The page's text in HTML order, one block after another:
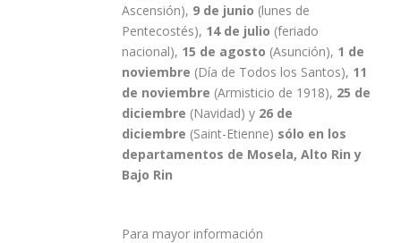
Ascensión), 9 de junio (lunes de
Pentecostés), 14 de julio (feriado
nacional), 15 de agosto (Asunción), 1 de
noviembre (Día de Todos los Santos), 11
de noviembre (Armisticio de 1918), 25 de
diciembre (Navidad) y 26 de
diciembre (Saint-Etienne) sólo en los
departamentos de Mosela, Alto Rin y
Bajo Rin
Para mayor información